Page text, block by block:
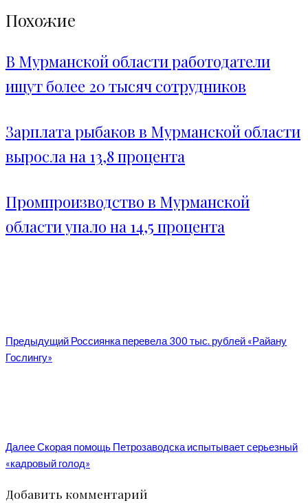
Похожие
В Мурманской области работодатели
ищут более 20 тысяч сотрудников
Зарплата рыбаков в Мурманской области
выросла на 13,8 процента
Промпроизводство в Мурманской
области упало на 14,5 процента
Предыдущий Россиянка перевела 300 тыс. рублей «Райану
Гослингу»
ДалееСкорая помощь Петрозаводска испытывает серьезный
«кадровый голод»
Добавить комментарий